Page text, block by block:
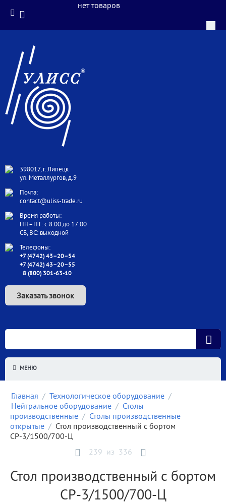
398017, г. Липецк
ул. Металлургов, д.9
Почта:
contact@uliss-trade.ru
Время работы:
ПН–ПТ: с 8:00 до 17:00
СБ, ВС: выходной
Телефоны:
+7 (4742) 43–20–54
+7 (4742) 43–20–55
8 (800) 301-63-10
Заказать звонок
нет товаров
МЕНЮ
Главная / Технологическое оборудование /
Нейтральное оборудование / Столы
производственные / Столы производственные
открытые / Стол производственный с бортом
СР-3/1500/700-Ц
239 из 336
Стол производственный с бортом
СР-3/1500/700-Ц